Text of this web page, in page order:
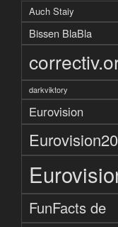
Auch Staiy
Bissen BlaBla
darkviktory
Eurovision
FunFacts de